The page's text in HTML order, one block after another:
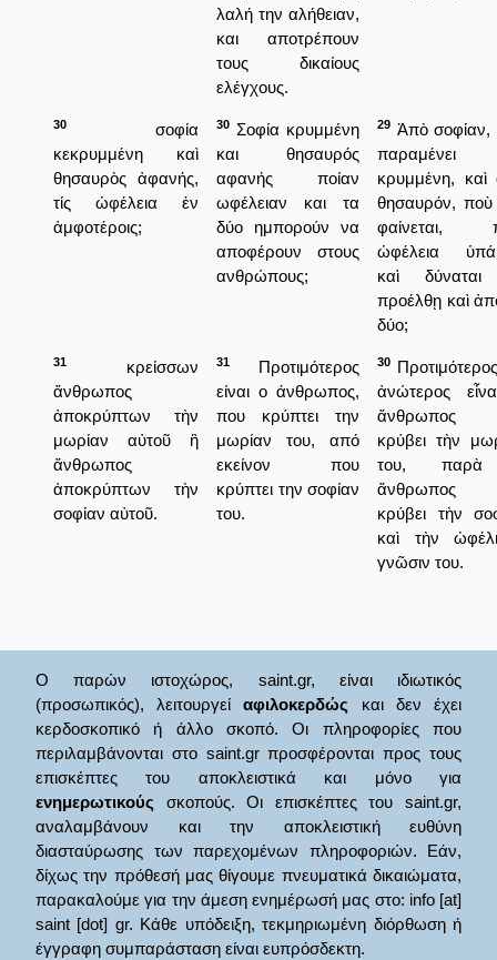
λαλή την αλήθειαν,
και αποτρέπουν
τους δικαίους
ελέγχους.
30
σοφία
κεκρυμμένη καὶ
θησαυρὸς ἀφανής,
τίς ὠφέλεια ἐν
ἀμφοτέροις;
30 Σοφία κρυμμένη
και θησαυρός
αφανής ποίαν
ωφέλειαν και τα
δύο ημπορούν να
αποφέρουν στους
ανθρώπους;
29 Ἀπὸ σοφίαν,
παραμένει
κρυμμένη, καὶ
θησαυρόν, ποὺ
φαίνεται,
ὠφέλεια
καὶ
προέλθῃ καὶ
δύο;
31
κρείσσων
ἄνθρωπος
ἀποκρύπτων τὴν
μωρίαν αὐτοῦ ἢ
ἄνθρωπος
ἀποκρύπτων τὴν
σοφίαν αὐτοῦ.
31
Προτιμότερος
είναι ο άνθρωπος,
που κρύπτει την
μωρίαν του, από
εκείνον που
κρύπτει την σοφίαν
του.
30
ἀνώτερος
ἄνθρωπος
κρύβει τὴν
του,
ἄνθρωπος
κρύβει τὴν
καὶ τὴν
γνῶσιν του.
Ο παρών ιστοχώρος, saint.gr, είναι ιδιωτικός
(προσωπικός), λειτουργείαφιλοκερδώς και δεν έχει
κερδοσκοπικό ή άλλο σκοπό. Οι πληροφορίες που
περιλαμβάνονται στο saint.gr προσφέρονται προς τους
επισκέπτες του αποκλειστικά και μόνο για
ενημερωτικούς σκοπούς. Οι επισκέπτες του saint.gr,
αναλαμβάνουν και την αποκλειστική ευθύνη
διασταύρωσης των παρεχομένων πληροφοριών. Εάν,
δίχως την πρόθεσή μας θίγουμε πνευματικά δικαιώματα,
παρακαλούμε για την άμεση ενημέρωσή μας στο: info [at]
saint [dot] gr. Κάθε υπόδειξη, τεκμηριωμένη διόρθωση ή
έγγραφη συμπαράσταση είναι ευπρόσδεκτη.